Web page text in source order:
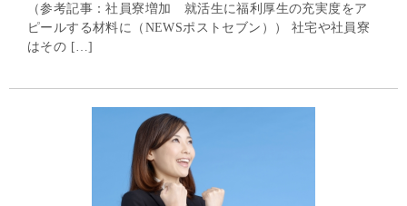
（参考記事：社員寮増加 就活生に福利厚生の充実度をア
ピールする材料に（NEWSポストセブン）） 社宅や社員寮
はその […]